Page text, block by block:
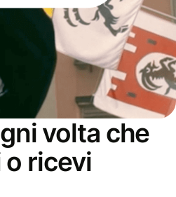
volta che
o ricevi